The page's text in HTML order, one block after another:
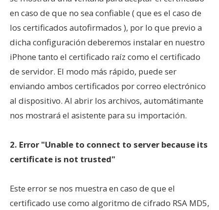
en caso de que no sea confiable ( que es el caso de
los certificados autofirmados ), por lo que previo a
dicha configuración deberemos instalar en nuestro
iPhone tanto el certificado raíz como el certificado
de servidor. El modo más rápido, puede ser
enviando ambos certificados por correo electrónico
al dispositivo. Al abrir los archivos, automátimante
nos mostrará el asistente para su importación.
2. Error "Unable to connect to server because its
certificate is not trusted"
Este error se nos muestra en caso de que el
certificado use como algoritmo de cifrado RSA MD5,